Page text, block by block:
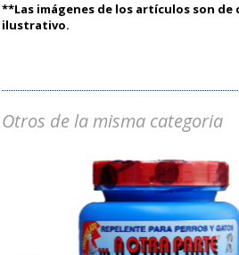
**Las imágenes de los artículos son de
ilustrativo.
Otros de la misma categoria